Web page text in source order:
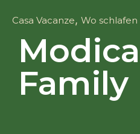
Family
Casa Vacanze, Wo schlafen